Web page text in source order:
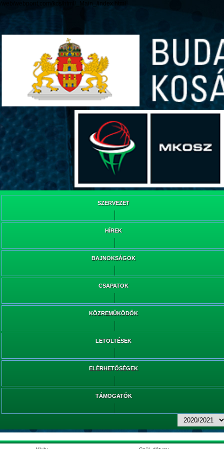
/web/webpont.com/kcs/html/_Main_/index.html
SZERVEZET
HÍREK
BAJNOKSÁGOK
CSAPATOK
KÖZREMŰKÖDŐK
LETÖLTÉSEK
ELÉRHETŐSÉGEK
TÁMOGATÓK